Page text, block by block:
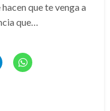
que te venga a
que…